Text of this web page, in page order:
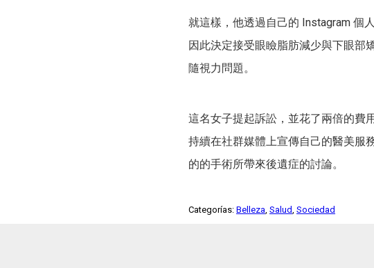
就這樣，他透過自己的 Instagram 個
因此決定接受眼瞼脂肪減少與下眼部
隨視力問題。
這名女子提起訴訟，並花了兩倍的費
持續在社群媒體上宣傳自己的醫美服
的的手術所帶來後遺症的討論。
Categorías: Belleza Salud Sociedad